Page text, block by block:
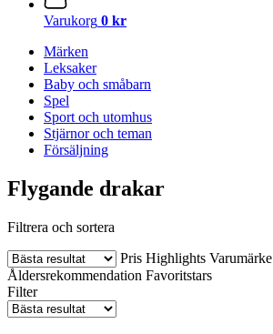
Varukorg 0 kr
Märken
Leksaker
Baby och småbarn
Spel
Sport och utomhus
Stjärnor och teman
Försäljning
Flygande drakar
Filtrera och sortera
Pris Highlights Varumärke
Åldersrekommendation Favoritstars
Filter